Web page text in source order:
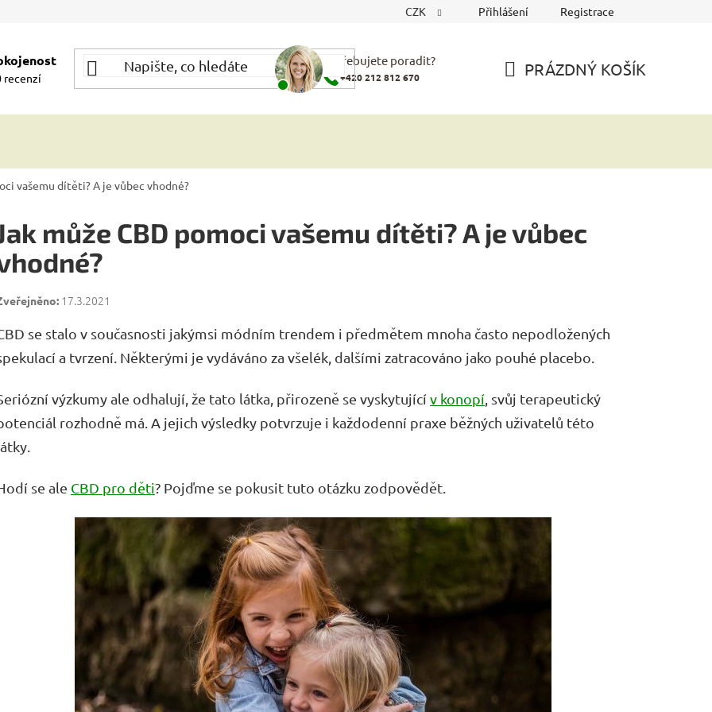
CZK Přihlášení Registrace
recenzí
Potřebujete poradit?
+420 212 812 670 PRÁZDNÝ KOŠÍK
vašemu dítěti? A je vůbec vhodné?
může CBD pomoci vašemu dítěti? A je vůbec
17.3.2021
se stalo v současnosti jakýmsi módním trendem i předmětem mnoha často nepodložených
a tvrzení. Některými je vydáváno za všelék, dalšími zatracováno jako pouhé placebo.
výzkumy ale odhalují, že tato látka, přirozeně se vyskytující v konopí , svůj terapeutický
rozhodně má. A jejich výsledky potvrzuje i každodenní praxe běžných uživatelů této
se ale CBD pro děti? Pojďme se pokusit tuto otázku zodpovědět.